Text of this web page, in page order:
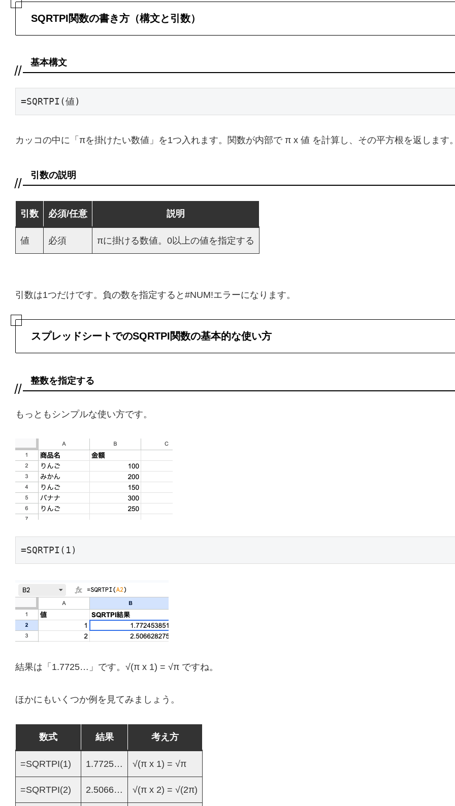
SQRTPI関数の書き方（構文と引数）
基本構文
=SQRTPI(値)
カッコの中に「πを掛けたい数値」を1つ入れます。関数が内部で π x 値 を計算し、その平方根を返します。
引数の説明
引数 必須/任意 説明
値 必須 πに掛ける数値。0以上の値を指定する
引数は1つだけです。負の数を指定すると#NUM!エラーになります。
スプレッドシートでのSQRTPI関数の基本的な使い方
整数を指定する
もっともシンプルな使い方です。
=SQRTPI(1)
結果は「1.7725…」です。√(π x 1) = √π ですね。
ほかにもいくつか例を見てみましょう。
数式 結果 考え方
=SQRTPI(1) 1.7725… √(π x 1) = √π
=SQRTPI(2) 2.5066… √(π x 2) = √(2π)